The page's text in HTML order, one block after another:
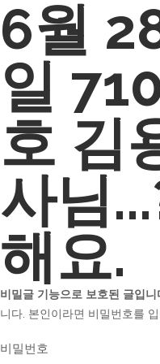
6월
일
호 김
사님
해요.
비밀글 기능으로 보호된 글입니
니다. 본인이라면 비밀번호를 입
비밀번호